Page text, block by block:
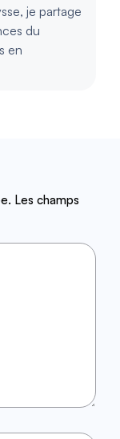
je partage
du
en
Les champs